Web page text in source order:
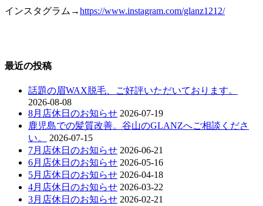
インスタグラム→https://www.instagram.com/glanz1212/
最近の投稿
話題の眉WAX脱毛、ご好評いただいております。
2026-08-08
8月店休日のお知らせ 2026-07-19
鹿児島での髪質改善。谷山のGLANZへご相談くださ
い。
2026-07-15
7月店休日のお知らせ 2026-06-21
6月店休日のお知らせ 2026-05-16
5月店休日のお知らせ 2026-04-18
4月店休日のお知らせ 2026-03-22
3月店休日のお知らせ 2026-02-21